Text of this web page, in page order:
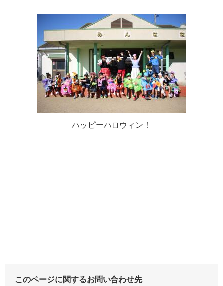
ハッピーハロウィン！
このページに関するお問い合わせ先